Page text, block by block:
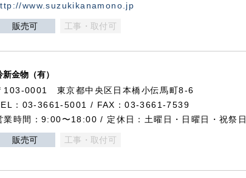
www.suzukikanamono.jp
販売可 工事・取付可
新金物（有）
103-0001 東京都中央区日本橋小伝馬町8-6
：03-3661-5001 / FAX：03-3661-7539
業時間：9:00〜18:00 / 定休日：土曜日・日曜日・祝祭日
販売可 工事・取付可